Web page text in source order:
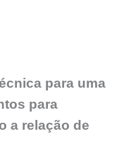
para uma
para
a relação de